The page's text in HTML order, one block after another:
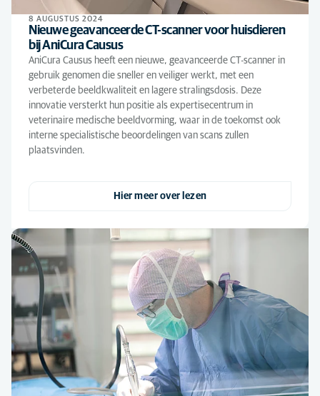
8 AUGUSTUS 2024
Nieuwe geavanceerde CT-scanner voor huisdieren
bij AniCura Causus
AniCura Causus heeft een nieuwe, geavanceerde CT-scanner in
gebruik genomen die sneller en veiliger werkt, met een
verbeterde beeldkwaliteit en lagere stralingsdosis. Deze
innovatie versterkt hun positie als expertisecentrum in
veterinaire medische beeldvorming, waar in de toekomst ook
interne specialistische beoordelingen van scans zullen
plaatsvinden.
Hier meer over lezen